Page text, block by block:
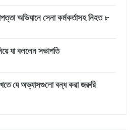
অভিযানে সেনা কর্মকর্তাসহ নিহত ৮
যা বললেন সভাপতি
যে অভ্যাসগুলো বন্ধ করা জরুরি